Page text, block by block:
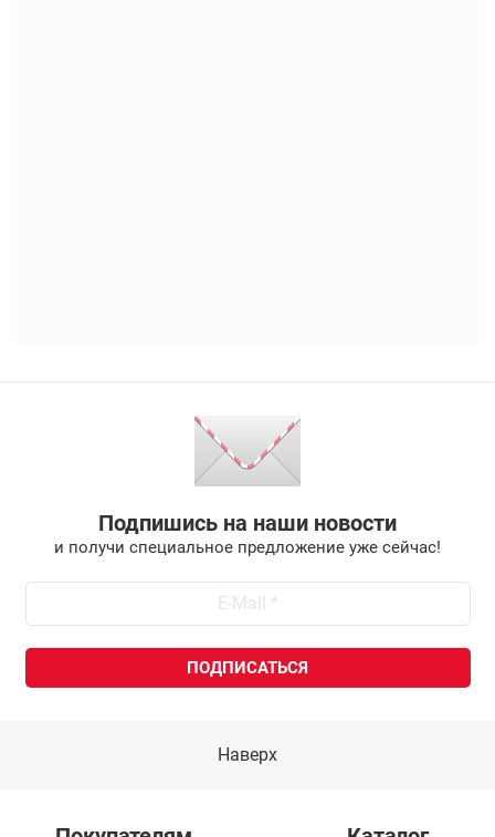
Подпишись на наши новости
и получи специальное предложение уже сейчас!
Наверх